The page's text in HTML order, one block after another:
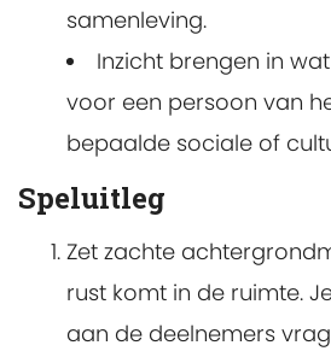
samenleving.
Inzicht brengen in
voor een persoon van
bepaalde sociale of
Speluitleg
Zet zachte
rust komt in de ruimte.
aan de deelnemers